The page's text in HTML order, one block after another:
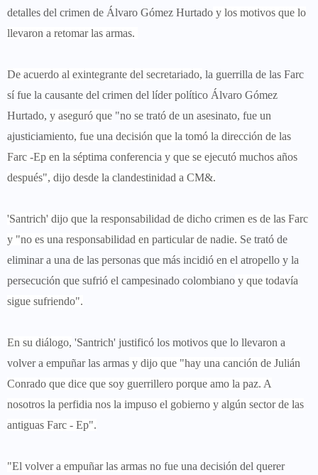
detalles del crimen de Álvaro Gómez Hurtado y los motivos que lo
llevaron a retomar las armas.
De acuerdo al exintegrante del secretariado, la guerrilla de las Farc
sí fue la causante del crimen del líder político Álvaro Gómez
Hurtado, y aseguró que "no se trató de un asesinato, fue un
ajusticiamiento, fue una decisión que la tomó la dirección de las
Farc -Ep en la séptima conferencia y que se ejecutó muchos años
después", dijo desde la clandestinidad a CM&.
'Santrich' dijo que la responsabilidad de dicho crimen es de las Farc
y "no es una responsabilidad en particular de nadie. Se trató de
eliminar a una de las personas que más incidió en el atropello y la
persecución que sufrió el campesinado colombiano y que todavía
sigue sufriendo".
En su diálogo, 'Santrich' justificó los motivos que lo llevaron a
volver a empuñar las armas y dijo que "hay una canción de Julián
Conrado que dice que soy guerrillero porque amo la paz. A
nosotros la perfidia nos la impuso el gobierno y algún sector de las
antiguas Farc - Ep".
"El volver a empuñar las armas no fue una decisión del querer